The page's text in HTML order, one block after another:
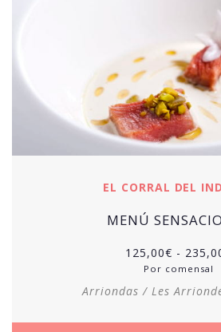
EL CORRAL DEL
MENÚ
125,00€ -
Por comensal
Arriondas / Les